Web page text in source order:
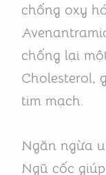
chống oxy
chống lại
Cholesterol,
tim mạch.
Ngăn ngừa
Ngũ cốc